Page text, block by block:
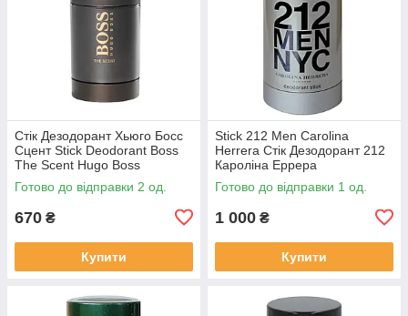
Стік Дезодорант Хьюго Босс
Сцент Stick Deodorant Boss
The Scent Hugo Boss
Оригінал
Готово до відправки 2 од.
670 ₴
Купити
Stick 212 Men Carolina
Herrera Стік Дезодорант 212
Кароліна Еррера
Готово до відправки 1 од.
1 000 ₴
Купити